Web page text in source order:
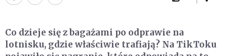
Co dzieje się z bagażami po odprawie na
lotnisku, gdzie właściwie trafiają? Na TikToku